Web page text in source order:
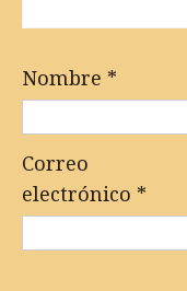
Nombre *
Correo
electrónico *